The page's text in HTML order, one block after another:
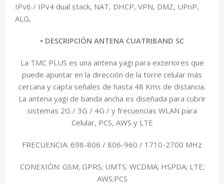
IPv6 / IPv4 dual stack, NAT, DHCP, VPN, DMZ, UPnP,
ALG,
• DESCRIPCIÓN ANTENA CUATRIBAND SC
La TMC PLUS es una antena yagi para exteriores que
puede apuntar en la dirección de la torre celular más
cercana y capta señales de hasta 48 Kms de distancia.
La antena yagi de banda ancha es diseñada para cubrir
sistemas 2G / 3G / 4G / y frecuencias WLAN para
Celular, PCS, AWS y LTE
FRECUENCIA: 698-806 / 806-960 / 1710-2700 MHz
CONEXIÓN: GSM; GPRS; UMTS; WCDMA; HSPDA; LTE;
AWS;PCS